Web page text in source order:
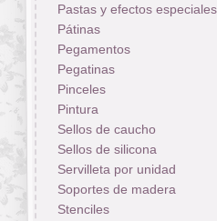
Pastas y efectos especiales
Pátinas
Pegamentos
Pegatinas
Pinceles
Pintura
Sellos de caucho
Sellos de silicona
Servilleta por unidad
Soportes de madera
Stenciles